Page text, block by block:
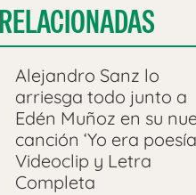
Alejandro Sanz lo
arriesga todo junto a
Edén Muñoz en su
canción ‘Yo era
Videoclip y Letra
Completa